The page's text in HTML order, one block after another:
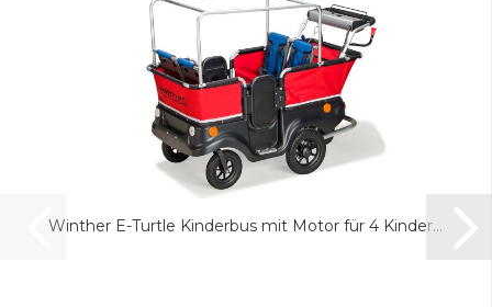
Winther E-Turtle Kinderbus mit Motor für 4 Kinder...